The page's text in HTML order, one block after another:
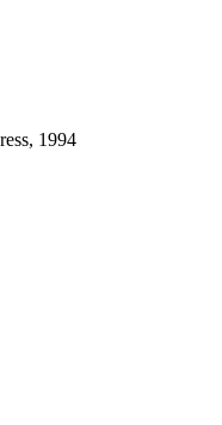
1994